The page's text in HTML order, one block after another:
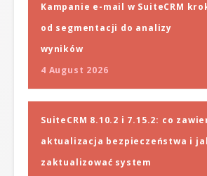
Kampanie e-mail w SuiteCRM
od segmentacji do analizy
wyników
4 August 2026
SuiteCRM 8.10.2 i 7.15.2: co
aktualizacja bezpieczeństwa i
zaktualizować system